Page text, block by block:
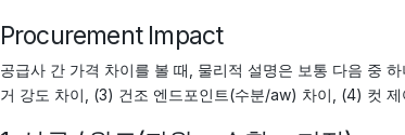
Procurement Impact
공급사 간 가격 차이를 볼 때, 물리적 설명은 보통 다음 중
거 강도 차이, (3) 건조 엔드포인트(수분/aw) 차이, (4) 컷